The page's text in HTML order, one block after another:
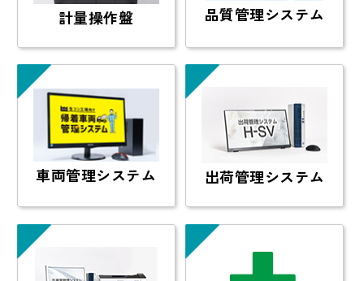
計量操作盤 品質管理システム
車両管理システム 出荷管理システム